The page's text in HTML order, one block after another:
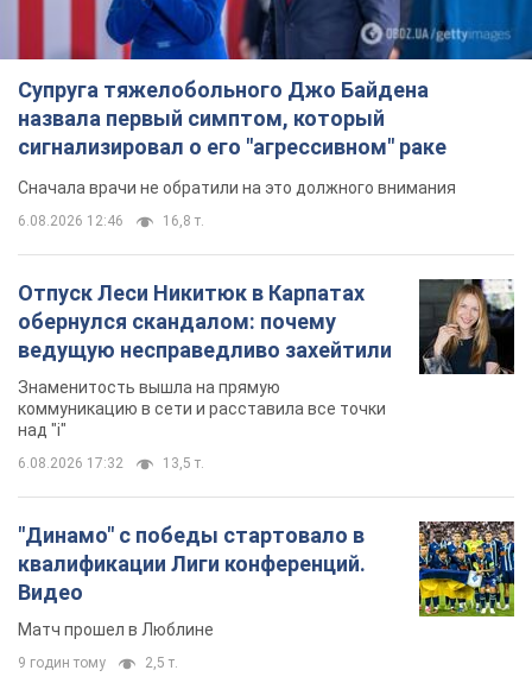
Супруга тяжелобольного Джо Байдена
назвала первый симптом, который
сигнализировал о его "агрессивном" раке
Сначала врачи не обратили на это должного внимания
6.08.2026 12:46 16,8 т.
Отпуск Леси Никитюк в Карпатах
обернулся скандалом: почему
ведущую несправедливо захейтили
Знаменитость вышла на прямую
коммуникацию в сети и расставила все точки
над "i"
6.08.2026 17:32 13,5 т.
"Динамо" с победы стартовало в
квалификации Лиги конференций.
Видео
Матч прошел в Люблине
9 годин тому 2,5 т.